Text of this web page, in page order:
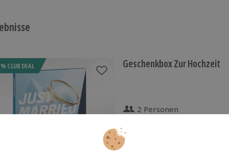
CLUB DEAL Geschenkbox Zur Hochzeit
Anzahl der Teilnehmer
2 Personen
Jochen Schweizer
Freie Erlebnis-Auswahl
Beispielerlebnisse: